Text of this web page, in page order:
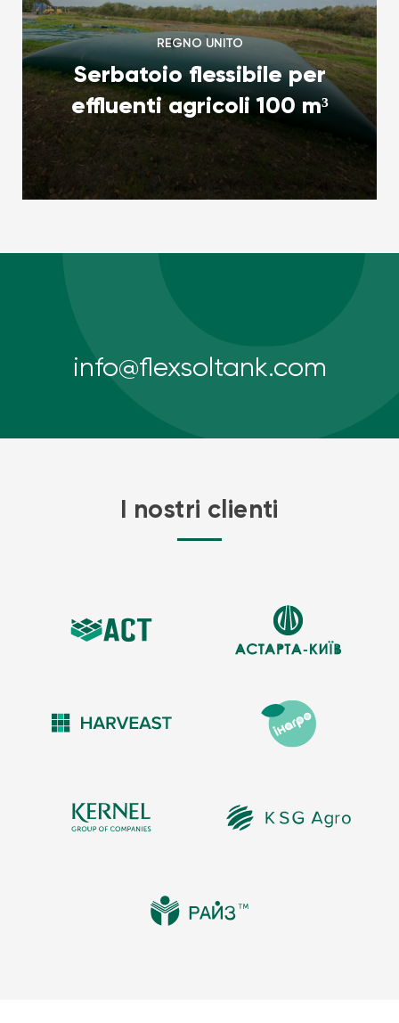
REGNO UNITO
Serbatoio flessibile per
effluenti agricoli 100 m³
info@flexsoltank.com
I nostri clienti